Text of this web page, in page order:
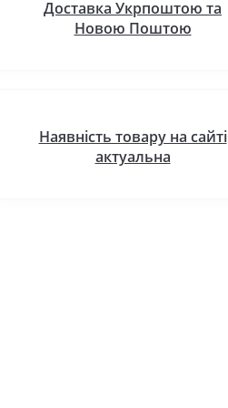
Доставка Укрпоштою та
Новою Поштою
Наявність товару на сайті
актуальна